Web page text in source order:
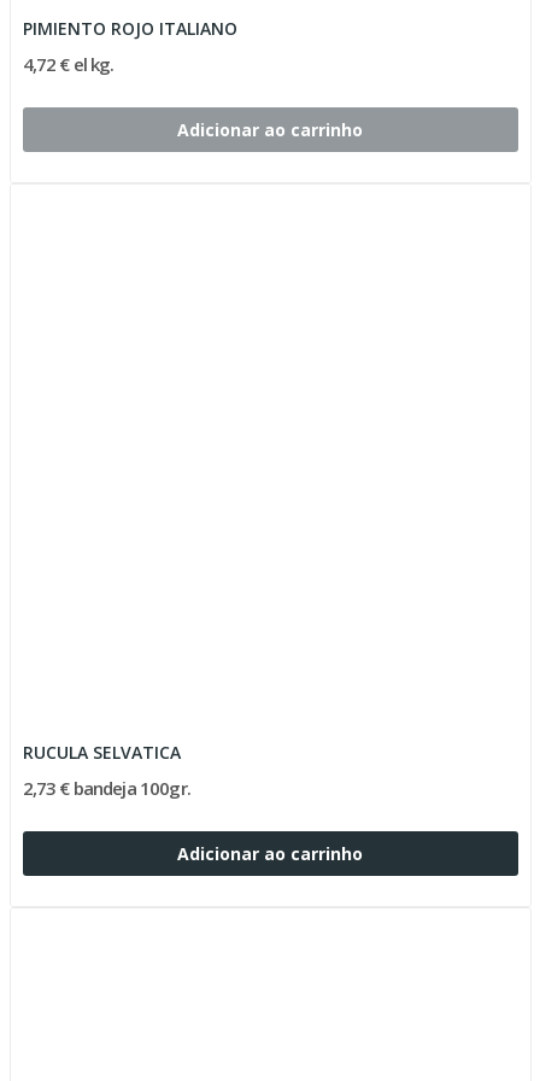
PIMIENTO ROJO ITALIANO
4,72 € el kg.
Adicionar ao carrinho
RUCULA SELVATICA
2,73 € bandeja 100gr.
Adicionar ao carrinho